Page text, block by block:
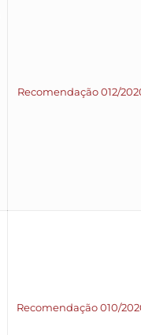
Recomendação 012/
Recomendação 010/